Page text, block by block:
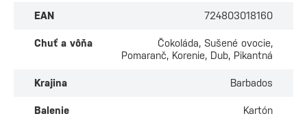
EAN 724803018160
Chuť a vôňa
Čokoláda, Sušené ovocie,
Pomaranč, Korenie, Dub, Pikantná
Krajina Barbados
Balenie Kartón